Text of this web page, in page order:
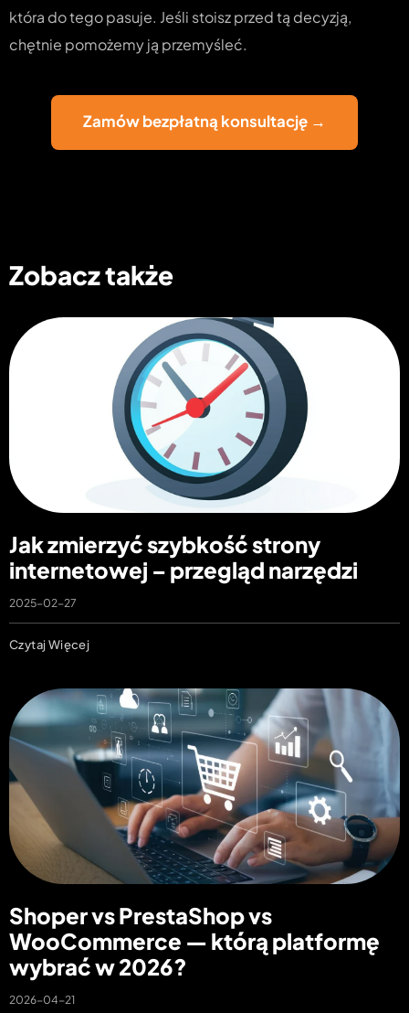
która do tego pasuje. Jeśli stoisz przed tą decyzją,
chętnie pomożemy ją przemyśleć.
Zamów bezpłatną konsultację →
Zobacz także
Jak zmierzyć szybkość strony
internetowej – przegląd narzędzi​
2025-02-27
Czytaj Więcej
Shoper vs PrestaShop vs
WooCommerce — którą platformę
wybrać w 2026?
2026-04-21